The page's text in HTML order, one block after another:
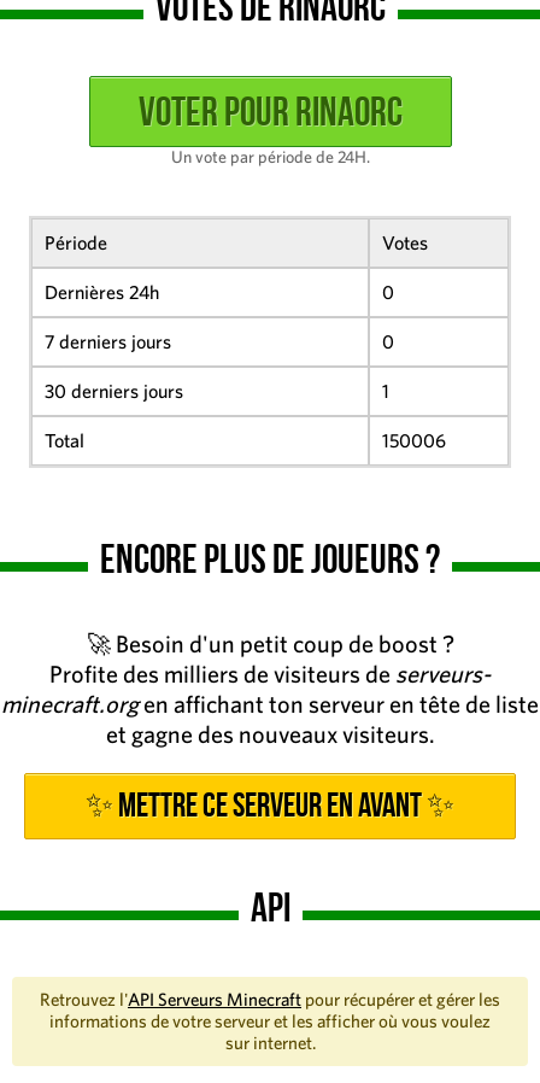
Un vote par période de 24H.
Période Votes
Dernières 24h 0
7 derniers jours 0
30 derniers jours 1
Total 150006
Encore plus de joueurs ?
🚀 Besoin d'un petit coup de boost ?
Profite des milliers de visiteurs de serveurs-
minecraft.orgen affichant ton serveur en tête de liste
et gagne des nouveaux visiteurs.
✨ Mettre ce serveur en avant ✨
API
Retrouvez l'API Serveurs Minecraft pour récupérer et gérer les
informations de votre serveur et les afficher où vous voulez
sur internet.